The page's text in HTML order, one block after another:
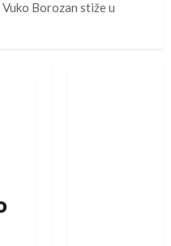
Borozan stiže u